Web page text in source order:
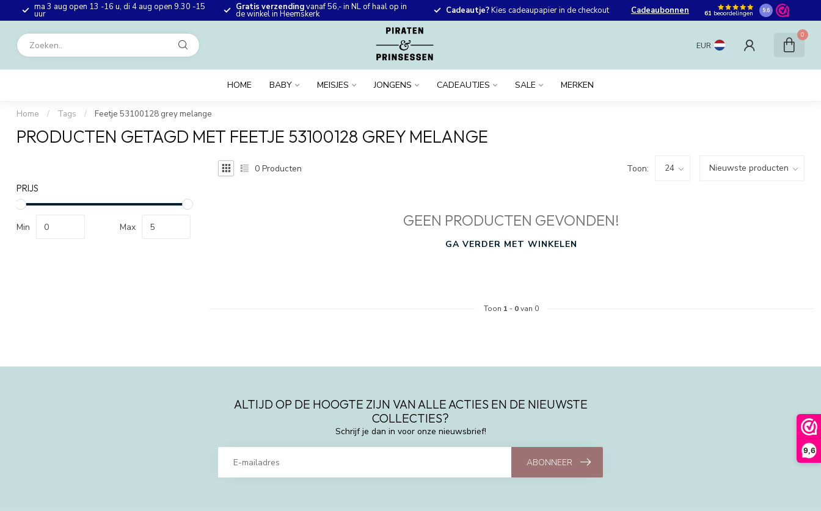
9,6
ma 3 aug open 13 -16 u, di 4 aug open 9.30 -15
uur
Gratis verzendingvanaf 56,- in NL of haal op in
de winkel in Heemskerk Cadeautje?Kies cadeaupapier in de checkout Cadeaubonnen 61 beoordelingen 9.6
EUR
0
HOME BABY MEISJES JONGENS CADEAUTJES SALE MERKEN
Home / Tags / Feetje 53100128 grey melange
PRODUCTEN GETAGD MET FEETJE 53100128 GREY MELANGE
PRIJS
Min Max
0 Producten Toon:
GEEN PRODUCTEN GEVONDEN!
GA VERDER MET WINKELEN
Toon 1 - 0van 0
ALTIJD OP DE HOOGTE ZIJN VAN ALLE ACTIES EN DE NIEUWSTE
COLLECTIES?
Schrijf je dan in voor onze nieuwsbrief!
ABONNEER